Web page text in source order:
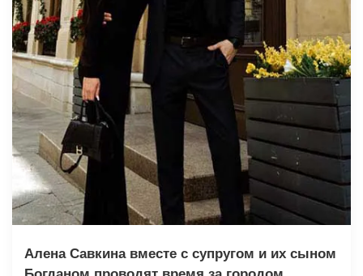
Алена Савкина вместе с супругом и их сыном